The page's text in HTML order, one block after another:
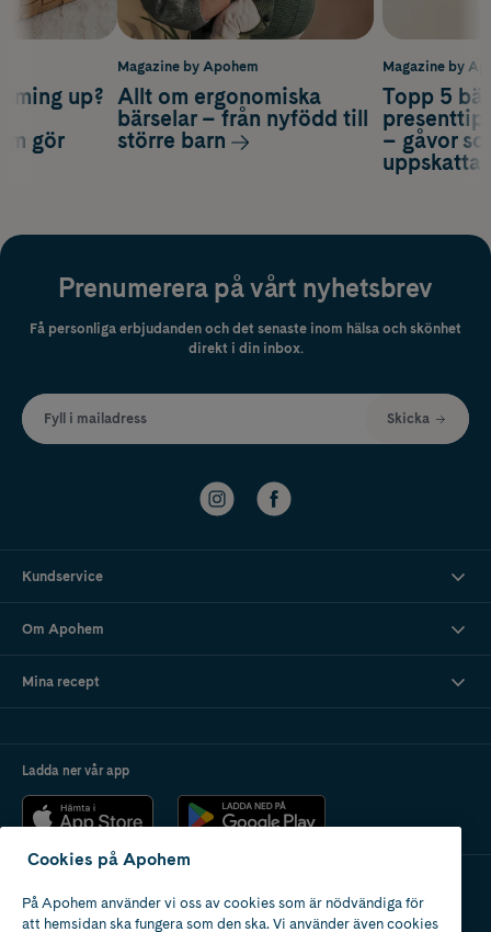
Magazine by
Topp 5
– gåvor
up?
gör
Magazine by Apohem
Allt om ergonomiska
bärselar – från nyfödd till
större barn
Prenumerera på vårt nyhetsbrev
Få personliga erbjudanden och det senaste inom hälsa och skönhet
direkt i din inbox.
Fyll i mailadress Skicka
Kundservice
Om Apohem
Mina recept
Ladda ner vår app
Apotek med tillstånd
av Läkemedelsverket
Cookies på Apohem
På Apohem använder vi oss av cookies som är nödvändiga för
att hemsidan ska fungera som den ska. Vi använder även cookies